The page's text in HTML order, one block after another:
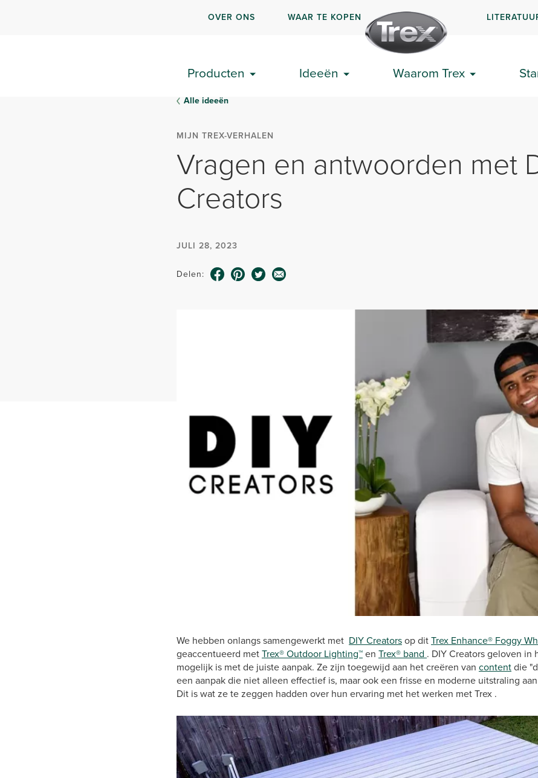
OVER ONS WAAR TE KOPEN
Producten Ideeën Waarom Trex
Alle ideeën
MIJN TREX-VERHALEN
Vragen en antwoorden met
Creators
JULI 28, 2023
Delen:
We hebben onlangs samengewerkt met DIY Creatorsop ditTrex Enhance® Foggy
geaccentueerd metTrex® Outdoor Lighting™en Trex® band . DIY Creators geloven in
mogelijk is met de juiste aanpak. Ze zijn toegewijd aan het creëren van contentdie
een aanpak die niet alleen effectief is, maar ook een frisse en moderne uitstraling
Dit is wat ze te zeggen hadden over hun ervaring met het werken met Trex .